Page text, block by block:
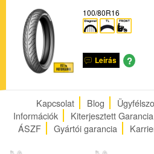
100/80R16
Leírás ?
Kapcsolat Blog
Információk
Kiterjesztett Garancia
ÁSZF
Gyártói garancia